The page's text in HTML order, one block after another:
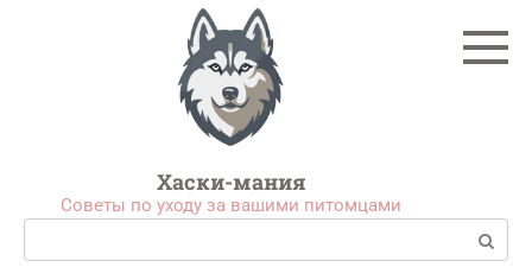
Хаски-мания
Советы по уходу за вашими питомцами
Поиск: